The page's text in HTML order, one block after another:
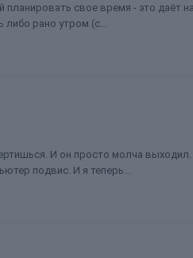
свое время - это даёт
рано утром (с...
И он просто молча
подвис. И я теперь...